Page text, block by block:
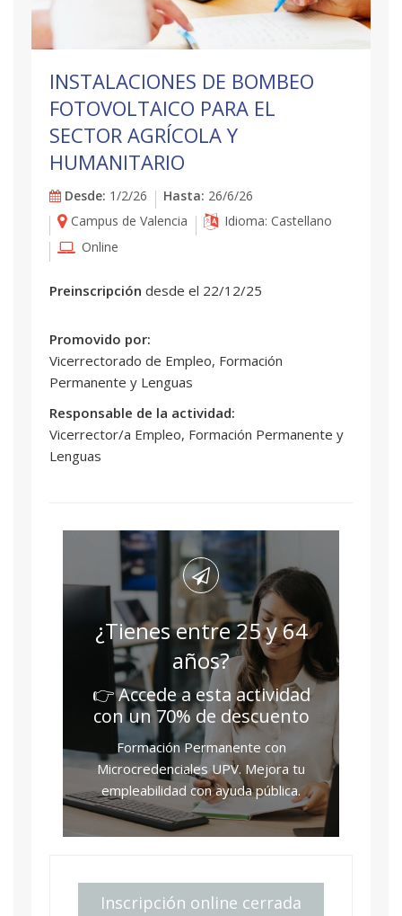
INSTALACIONES DE BOMBEO
FOTOVOLTAICO PARA EL
SECTOR AGRÍCOLA Y
HUMANITARIO
Desde: 1/2/26 Hasta: 26/6/26
Campus de Valencia
Idioma: Castellano
Online
Preinscripción desde el 22/12/25
Promovido por:
Vicerrectorado de Empleo, Formación
Permanente y Lenguas
Responsable de la actividad:
Vicerrector/a Empleo, Formación Permanente y
Lenguas
¿Tienes entre 25 y 64
años?
👉 Accede a esta actividad
con un 70% de descuento
Formación Permanente con
Microcredenciales UPV. Mejora tu
empleabilidad con ayuda pública.
Inscripción online cerrada